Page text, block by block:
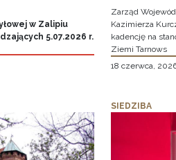
w Zalipiu
5.07.2026 r.
Zarząd
Kazimierza
kadencję na
Ziemi Tarnows
18 czerwca,
SIEDZIBA